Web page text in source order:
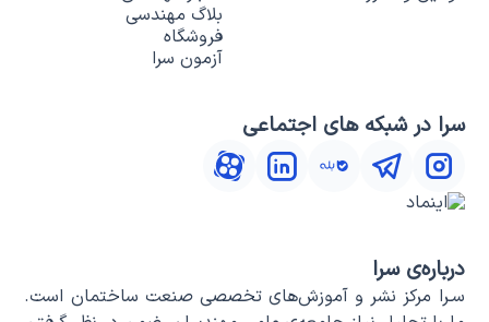
بلاگ مهندسی
فروشگاه
آزمون سرا
سرا در شبکه های اجتماعی
درباره‌ی سرا
سـرا مرکز نشر و آموزش‌های تخصصی صنعت ساختمان است.